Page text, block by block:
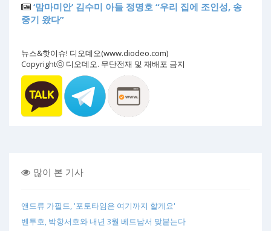
‘맘마미안’ 김수미 아들 정명호 “우리 집에 조인성, 송
중기 왔다”
뉴스&핫이슈! 디오데오(www.diodeo.com)
Copyrightⓒ 디오데오. 무단전재 및 재배포 금지
많이 본 기사
앤드류 가필드, '포토타임은 여기까지 할게요'
벤투호, 박항서호와 내년 3월 베트남서 맞붙는다